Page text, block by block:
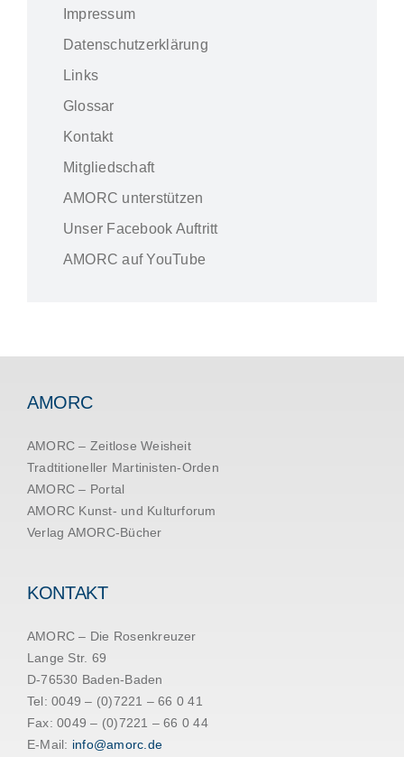
Impressum
Datenschutzerklärung
Links
Glossar
Kontakt
Mitgliedschaft
AMORC unterstützen
Unser Facebook Auftritt
AMORC auf YouTube
AMORC
AMORC – Zeitlose Weisheit
Tradtitioneller Martinisten-Orden
AMORC – Portal
AMORC Kunst- und Kulturforum
Verlag AMORC-Bücher
KONTAKT
AMORC – Die Rosenkreuzer
Lange Str. 69
D-76530 Baden-Baden
Tel: 0049 – (0)7221 – 66 0 41
Fax: 0049 – (0)7221 – 66 0 44
E-Mail: info@amorc.de